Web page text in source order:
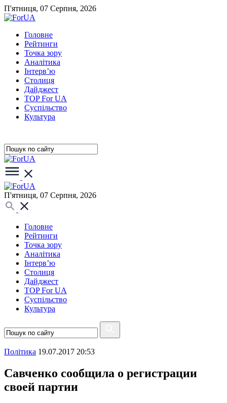
П'ятниця, 07 Серпня, 2026
Головне
Рейтинги
Точка зору
Аналітика
Інтерв’ю
Столиця
Дайджест
TOP For UA
Суспiльство
Культура
П'ятниця, 07 Серпня, 2026
Головне
Рейтинги
Точка зору
Аналітика
Інтерв’ю
Столиця
Дайджест
TOP For UA
Суспiльство
Культура
Полiтика 19.07.2017 20:53
Савченко сообщила о регистрации
своей партии